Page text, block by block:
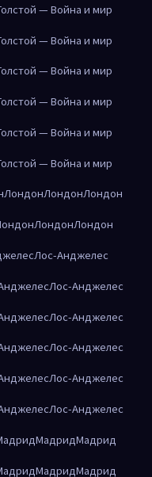
— Война и мир
— Война и мир
— Война и мир
— Война и мир
— Война и мир
— Война и мир
ЛондонЛондонЛондон
ЛондонЛондон
Лос-Анджелес
Лос-Анджелес
Лос-Анджелес
Лос-Анджелес
Лос-Анджелес
Лос-Анджелес
МадридМадрид
МадридМадрид